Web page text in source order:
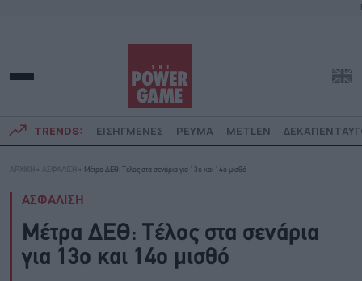
TRENDS: ΕΙΣΗΓΜΕΝΕΣ ΡΕΥΜΑ METLEN
ΑΡΧΙΚΗ » ΑΣΦΑΛΙΣΗ » Μέτρα ΔΕΘ: Τέλος στα σενάρια για 13ο και 14ο μισθό
ΑΣΦΑΛΙΣΗ
Μέτρα ΔΕΘ: Τέλος στα σενάρια
για 13ο και 14ο μισθό